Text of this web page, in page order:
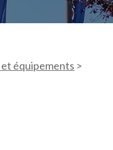
équipements >